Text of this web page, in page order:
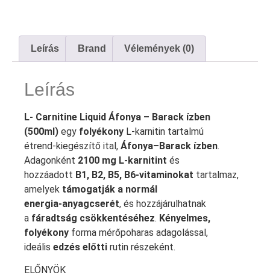
Leírás Brand Vélemények (0)
Leírás
L- Carnitine Liquid Áfonya – Barack ízben
(500ml) egy folyékony L‑karnitin tartalmú
étrend‑kiegészítő ital, Áfonya–Barack ízben.
Adagonként 2100 mg L‑karnitint és
hozzáadott B1, B2, B5, B6‑vitaminokat tartalmaz,
amelyek támogatják a normál
energia‑anyagcserét, és hozzájárulhatnak
a fáradtság csökkentéséhez. Kényelmes,
folyékony forma mérőpoharas adagolással,
ideális edzés előtti rutin részeként.
ELŐNYÖK